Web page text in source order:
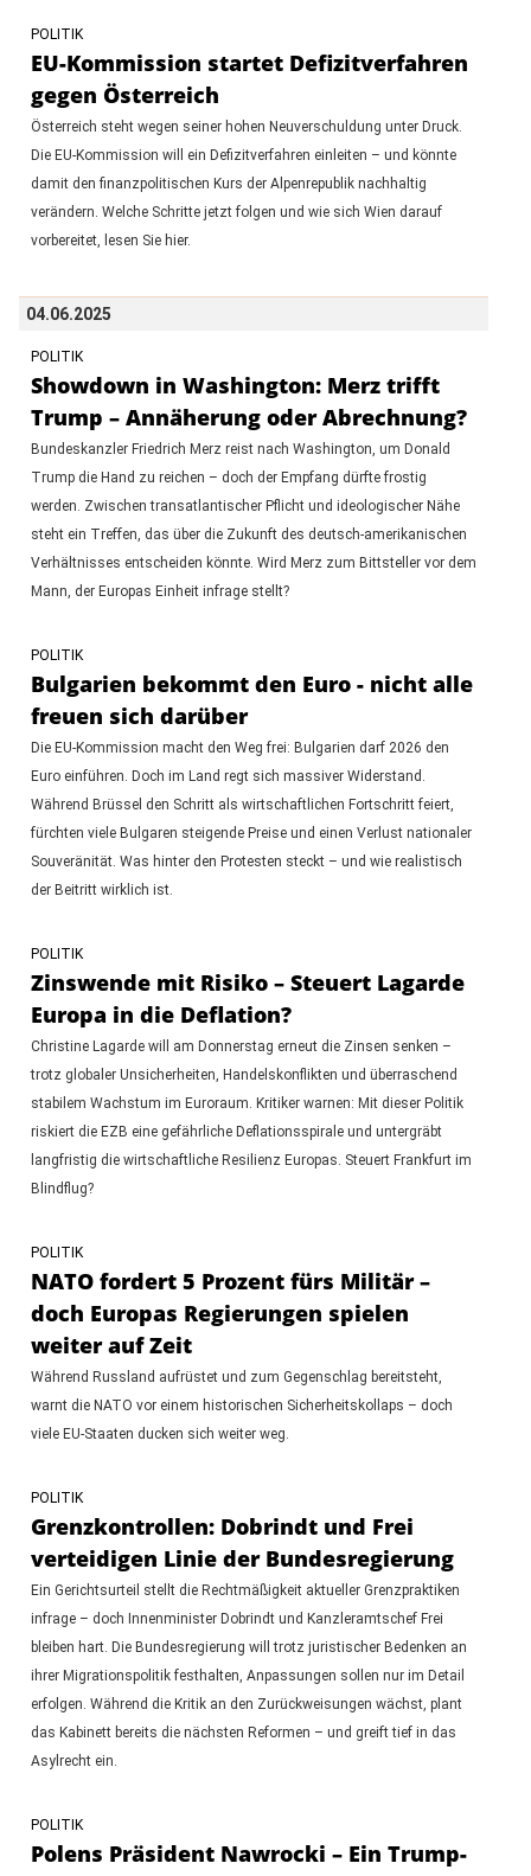
POLITIK
EU-Kommission startet Defizitverfahren
gegen Österreich
Österreich steht wegen seiner hohen Neuverschuldung unter Druck.
Die EU-Kommission will ein Defizitverfahren einleiten – und könnte
damit den finanzpolitischen Kurs der Alpenrepublik nachhaltig
verändern. Welche Schritte jetzt folgen und wie sich Wien darauf
vorbereitet, lesen Sie hier.
04.06.2025
POLITIK
Showdown in Washington: Merz trifft
Trump – Annäherung oder Abrechnung?
Bundeskanzler Friedrich Merz reist nach Washington, um Donald
Trump die Hand zu reichen – doch der Empfang dürfte frostig
werden. Zwischen transatlantischer Pflicht und ideologischer Nähe
steht ein Treffen, das über die Zukunft des deutsch-amerikanischen
Verhältnisses entscheiden könnte. Wird Merz zum Bittsteller vor dem
Mann, der Europas Einheit infrage stellt?
POLITIK
Bulgarien bekommt den Euro - nicht alle
freuen sich darüber
Die EU-Kommission macht den Weg frei: Bulgarien darf 2026 den
Euro einführen. Doch im Land regt sich massiver Widerstand.
Während Brüssel den Schritt als wirtschaftlichen Fortschritt feiert,
fürchten viele Bulgaren steigende Preise und einen Verlust nationaler
Souveränität. Was hinter den Protesten steckt – und wie realistisch
der Beitritt wirklich ist.
POLITIK
Zinswende mit Risiko – Steuert Lagarde
Europa in die Deflation?
Christine Lagarde will am Donnerstag erneut die Zinsen senken –
trotz globaler Unsicherheiten, Handelskonflikten und überraschend
stabilem Wachstum im Euroraum. Kritiker warnen: Mit dieser Politik
riskiert die EZB eine gefährliche Deflationsspirale und untergräbt
langfristig die wirtschaftliche Resilienz Europas. Steuert Frankfurt im
Blindflug?
POLITIK
NATO fordert 5 Prozent fürs Militär –
doch Europas Regierungen spielen
weiter auf Zeit
Während Russland aufrüstet und zum Gegenschlag bereitsteht,
warnt die NATO vor einem historischen Sicherheitskollaps – doch
viele EU-Staaten ducken sich weiter weg.
POLITIK
Grenzkontrollen: Dobrindt und Frei
verteidigen Linie der Bundesregierung
Ein Gerichtsurteil stellt die Rechtmäßigkeit aktueller Grenzpraktiken
infrage – doch Innenminister Dobrindt und Kanzleramtschef Frei
bleiben hart. Die Bundesregierung will trotz juristischer Bedenken an
ihrer Migrationspolitik festhalten, Anpassungen sollen nur im Detail
erfolgen. Während die Kritik an den Zurückweisungen wächst, plant
das Kabinett bereits die nächsten Reformen – und greift tief in das
Asylrecht ein.
POLITIK
Polens Präsident Nawrocki – Ein Trump-